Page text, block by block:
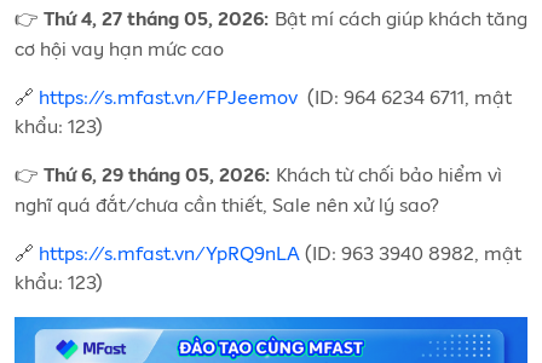
👉 Thứ 4, 27 tháng 05, 2026: Bật mí cách giúp khách tăng
cơ hội vay hạn mức cao
🔗 https://s.mfast.vn/FPJeemov (ID: 964 6234 6711, mật
khẩu: 123)
👉 Thứ 6, 29 tháng 05, 2026: Khách từ chối bảo hiểm vì
nghĩ quá đắt/chưa cần thiết, Sale nên xử lý sao?
🔗 https://s.mfast.vn/YpRQ9nLA (ID: 963 3940 8982, mật
khẩu: 123)